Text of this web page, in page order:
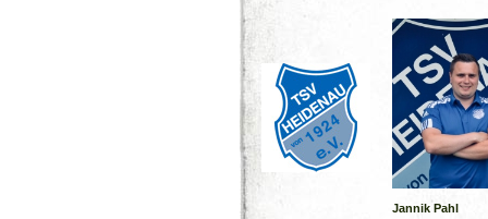
Jannik Pahl